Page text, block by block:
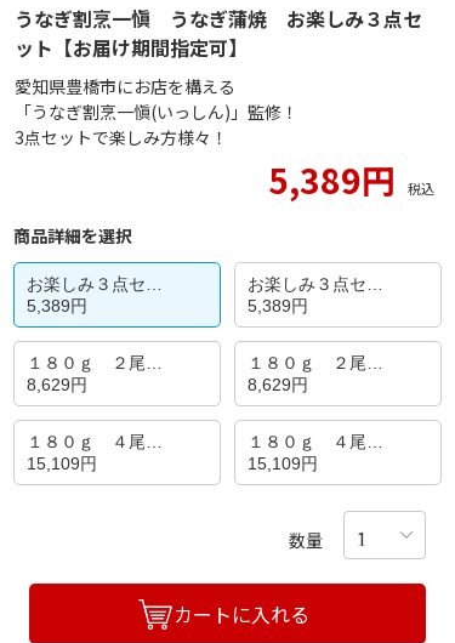
うなぎ割烹一愼 うなぎ蒲焼 お楽しみ３点セ
ット【お届け期間指定可】
愛知県豊橋市にお店を構える
「うなぎ割烹一愼(いっしん)」監修！
3点セットで楽しみ方様々！
5,389円 税込
商品詳細を選択
お楽しみ３点セ…
5,389円
お楽しみ３点セ…
5,389円
１８０ｇ ２尾…
8,629円
１８０ｇ ２尾…
8,629円
１８０ｇ ４尾…
15,109円
１８０ｇ ４尾…
15,109円
数量
カートに入れる